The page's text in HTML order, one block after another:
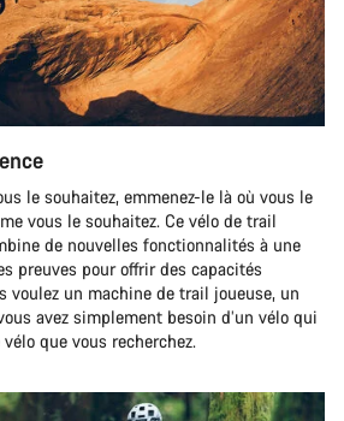
le souhaitez, emmenez-le là où vous le
vous le souhaitez. Ce vélo de trail
de nouvelles fonctionnalités à une
preuves pour offrir des capacités
voulez un machine de trail joueuse, un
avez simplement besoin d’un vélo qui
que vous recherchez.